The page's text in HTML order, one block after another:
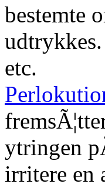
bestemte
etc.
ytringen
irritere en